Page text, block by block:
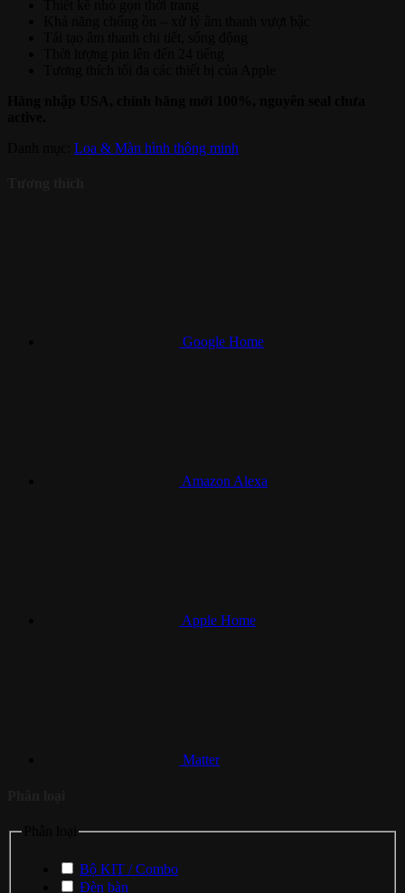
Loa & Màn hình thông minh
Google Home
Amazon Alexa
Apple Home
Matter
Bộ KIT / Combo
Đèn bàn